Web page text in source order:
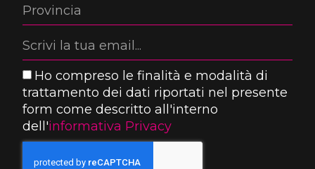
Ho compreso le finalità e modalità di
trattamento dei dati riportati nel presente
form come descritto all'interno
dell'informativa Privacy